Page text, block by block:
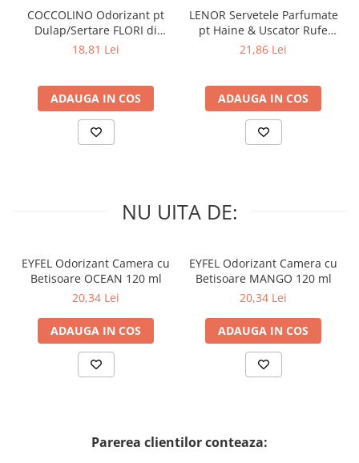
Pet Shop
Covoare & Tapiterii
COCCOLINO Odorizant pt
Dulap/Sertare FLORI di
PRIMAVERA 3 buc
18,81 Lei
ADAUGA IN COS
LENOR Servetele Parfumate
pt Haine & Uscator Rufe
SPRING AWAKENING 34 buc
21,86 Lei
ADAUGA IN COS
NU UITA DE:
EYFEL Odorizant Camera cu
Betisoare OCEAN 120 ml
20,34 Lei
ADAUGA IN COS
EYFEL Odorizant Camera cu
Betisoare MANGO 120 ml
20,34 Lei
ADAUGA IN COS
Parerea clientilor conteaza: